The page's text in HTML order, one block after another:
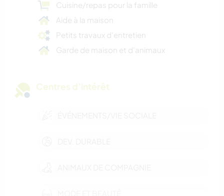
Cuisine/repas pour la famille
Aide à la maison
Petits travaux d'entretien
Garde de maison et d'animaux
Centres d’intérêt